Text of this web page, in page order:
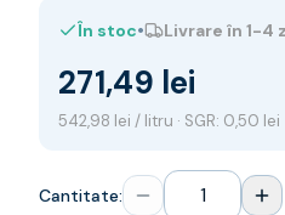
Australia
Noua Zeelanda
Sampanie
În stoc• Livrare în 1-4
271,49 lei
542,98 lei / litru · SGR: 0,50 lei
Cantitate: